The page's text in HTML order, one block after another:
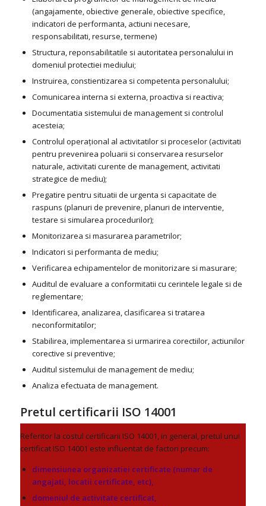
(angajamente, obiective generale, obiective specifice,
indicatori de performanta, actiuni necesare,
responsabilitati, resurse, termene)
Structura, reponsabilitatile si autoritatea personalului in
domeniul protectiei mediului;
Instruirea, constientizarea si competenta personalului;
Comunicarea interna si externa, proactiva si reactiva;
Documentatia sistemului de management si controlul
acesteia;
Controlul operaţional al activitatilor si proceselor (activitati
pentru prevenirea poluarii si conservarea resurselor
naturale, activitati curente de management, activitati
strategice de mediu);
Pregatire pentru situatii de urgenta si capacitate de
raspuns (planuri de prevenire, planuri de interventie,
testare si simularea procedurilor);
Monitorizarea si masurarea parametrilor;
Indicatori si performanta de mediu;
Verificarea echipamentelor de monitorizare si masurare;
Auditul de evaluare a conformitatii cu cerintele legale si de
reglementare;
Identificarea, analizarea, clasificarea si tratarea
neconformitatilor;
Stabilirea, implementarea si urmarirea corectiilor, actiunilor
corective si preventive;
Auditul sistemului de management de mediu;
Analiza efectuata de management.
Pretul certificarii ISO 14001
Referitor la costul certificarii ISO 14001, in general, pretul unui
certificat ISO 14001 este influentat de factori precum:
dimensiunea organizatiei certificate (numar de
angajati, locatii certificate, etc),
domeniul de activitate certificat,